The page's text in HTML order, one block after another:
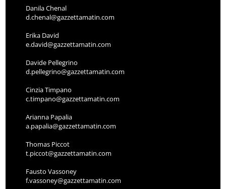
Danila Chenal
d.chenal@gazzettamatin.com
Erika David
e.david@gazzettamatin.com
Davide Pellegrino
d.pellegrino@gazzettamatin.com
Cinzia Timpano
c.timpano@gazzettamatin.com
Arianna Papalia
a.papalia@gazzettamatin.com
Thomas Piccot
t.piccot@gazzettamatin.com
Fausto Vassoney
f.vassoney@gazzettamatin.com